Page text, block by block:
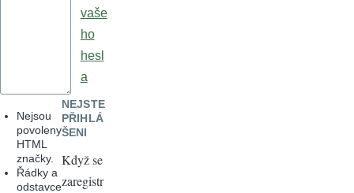
Nejsou
povoleny
HTML
značky.
Řádky a
odstavce
vaše
ho
hesl
a
NEJSTE
PŘIHLÁ
ŠENI
Když se
zaregistr